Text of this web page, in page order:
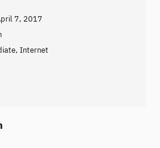
7, 2017
Internet